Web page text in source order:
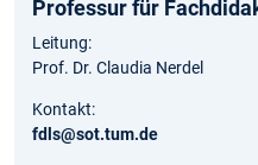
Professur für
Leitung:
Prof. Dr. Claudia Nerdel
Kontakt:
fdls@sot.tum.de